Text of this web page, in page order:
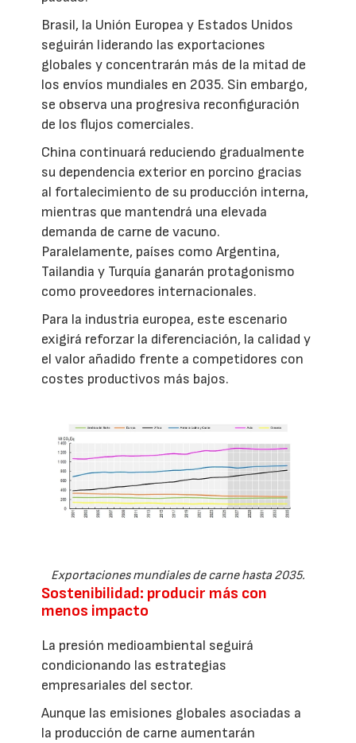
Brasil, la Unión Europea y Estados Unidos
seguirán liderando las exportaciones
globales y concentrarán más de la mitad de
los envíos mundiales en 2035. Sin embargo,
se observa una progresiva reconfiguración
de los flujos comerciales.
China continuará reduciendo gradualmente
su dependencia exterior en porcino gracias
al fortalecimiento de su producción interna,
mientras que mantendrá una elevada
demanda de carne de vacuno.
Paralelamente, países como Argentina,
Tailandia y Turquía ganarán protagonismo
como proveedores internacionales.
Para la industria europea, este escenario
exigirá reforzar la diferenciación, la calidad y
el valor añadido frente a competidores con
costes productivos más bajos.
Exportaciones mundiales de carne hasta 2035.
Sostenibilidad: producir más con
menos impacto
La presión medioambiental seguirá
condicionando las estrategias
empresariales del sector.
Aunque las emisiones globales asociadas a
la producción de carne aumentarán